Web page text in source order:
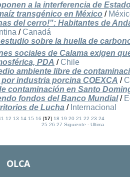
a la interferencia de
transgénico en México /
del cerro!": Habitantes de
/ Canadá
sobre la huella de
sociales de Calama exigen
PDA / Chile
ambiente libre de
industria porcina COEXCA /
contaminación en Santo
fondos del Banco Mundial/
de Lucha / Internacional
12 13 14 15 16 [17]18 19 20 21 22 23 24
25 26 27 Siguiente -Ultima
OLCA